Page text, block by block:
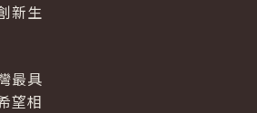
新生
最具
望相